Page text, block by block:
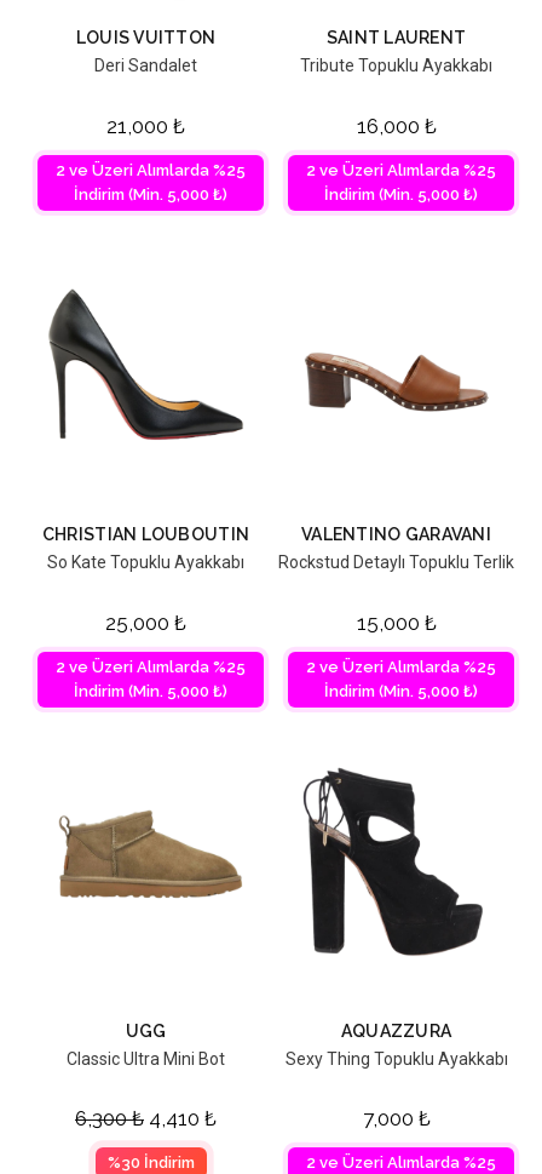
LOUIS VUITTON
Deri Sandalet
21,000 ₺
2 ve Üzeri Alımlarda %25
İndirim (Min. 5,000 ₺)
SAINT LAURENT
Tribute Topuklu Ayakkabı
16,000 ₺
2 ve Üzeri Alımlarda %25
İndirim (Min. 5,000 ₺)
CHRISTIAN LOUBOUTIN
So Kate Topuklu Ayakkabı
25,000 ₺
2 ve Üzeri Alımlarda %25
İndirim (Min. 5,000 ₺)
VALENTINO GARAVANI
Rockstud Detaylı Topuklu Terlik
15,000 ₺
2 ve Üzeri Alımlarda %25
İndirim (Min. 5,000 ₺)
UGG
Classic Ultra Mini Bot
6,300₺ 4,410 ₺
%30 İndirim
AQUAZZURA
Sexy Thing Topuklu Ayakkabı
7,000 ₺
2 ve Üzeri Alımlarda %25